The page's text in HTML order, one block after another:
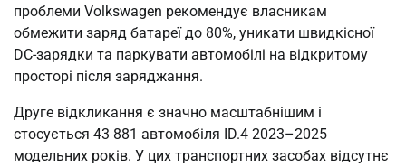
проблеми Volkswagen рекомендує власникам
обмежити заряд батареї до 80%, уникати швидкісної
DC-зарядки та паркувати автомобілі на відкритому
просторі після заряджання.
Друге відкликання є значно масштабнішим і
стосується 43 881 автомобіля ID.4 2023–2025
модельних років. У цих транспортних засобах відсутнє